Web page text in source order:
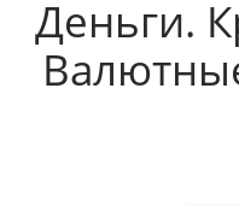
Деньги.